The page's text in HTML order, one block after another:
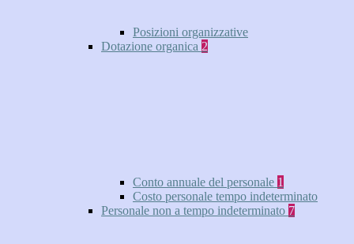
Posizioni organizzative
Dotazione organica 2
Conto annuale del personale 1
Costo personale tempo indeterminato
Personale non a tempo indeterminato 7